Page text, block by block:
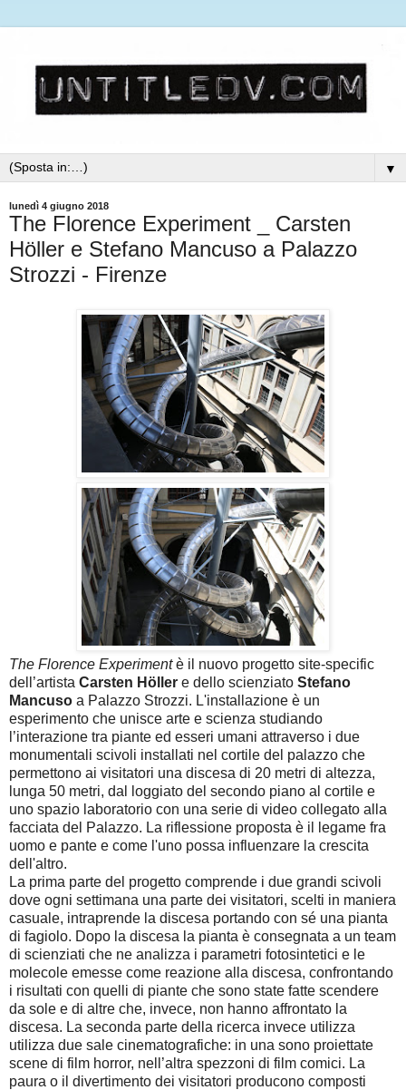
▼
lunedì 4 giugno 2018
The Florence Experiment _ Carsten
Höller e Stefano Mancuso a Palazzo
Strozzi - Firenze
The Florence Experimentè il nuovo progetto site-specific
dell’artista Carsten Höller e dello scienziato Stefano
Mancuso a Palazzo Strozzi. L'installazione è un
esperimento che unisce arte e scienza studiando
l’interazione tra piante ed esseri umani attraverso i due
monumentali scivoli installati nel cortile del palazzo che
permettono ai visitatori una discesa di 20 metri di altezza,
lunga 50 metri, dal loggiato del secondo piano al cortile e
uno spazio laboratorio con una serie di video collegato alla
facciata del Palazzo. La riflessione proposta è il legame fra
uomo e pante e come l'uno possa influenzare la crescita
dell'altro.
La prima parte del progetto comprende i due grandi scivoli
dove ogni settimana una parte dei visitatori, scelti in maniera
casuale, intraprende la discesa portando con sé una pianta
di fagiolo. Dopo la discesa la pianta è consegnata a un team
di scienziati che ne analizza i parametri fotosintetici e le
molecole emesse come reazione alla discesa, confrontando
i risultati con quelli di piante che sono state fatte scendere
da sole e di altre che, invece, non hanno affrontato la
discesa. La seconda parte della ricerca invece utilizza
utilizza due sale cinematografiche: in una sono proiettate
scene di film horror, nell’altra spezzoni di film comici. La
paura o il divertimento dei visitatori producono composti